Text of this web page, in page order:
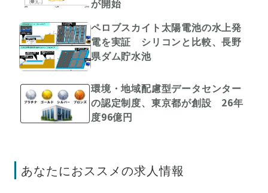
ペロブスカイト太陽電池の水上発
電を実証 シリコンと比較、長野
県ダム貯水池
環境・地域配慮型データセンター
の認定制度、東京都が創設 26年
度96億円
あなたにおススメの求人情報